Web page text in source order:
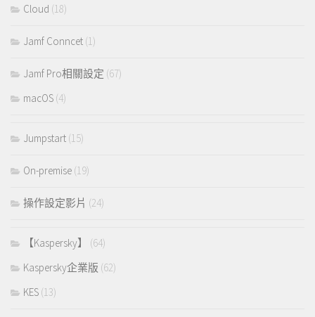
Cloud (18)
Jamf Conncet (1)
Jamf Pro相關設定 (67)
macOS (4)
Jumpstart (15)
On-premise (19)
操作設定影片 (24)
【Kaspersky】
(64)
Kaspersky企業版 (62)
KES (13)